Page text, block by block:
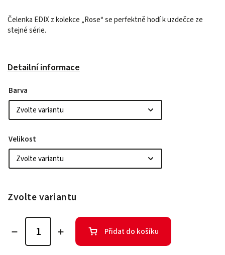
Čelenka EDIX z kolekce „Rose“ se perfektně hodí k uzdečce ze
stejné série.
Detailní informace
Barva
Velikost
Zvolte variantu
Přidat do košíku